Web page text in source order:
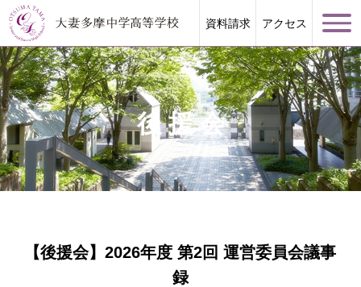
資料請求 アクセス
学校案内
学校生活
後援会
【後援会】2026年度 第2回 運営委員会議事
録